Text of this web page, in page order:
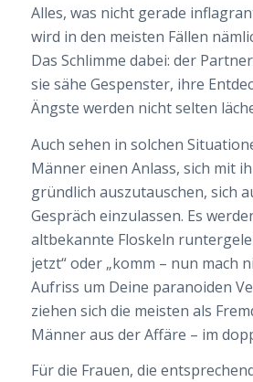
Alles, was nicht gerade
wird in den meisten Fällen
Das Schlimme dabei: der
sie sähe Gespenster, ihre
Ängste werden nicht selten
Auch sehen in solchen
Männer einen Anlass, sich mit
gründlich auszutauschen, sich
Gespräch einzulassen. Es
altbekannte Floskeln
jetzt“ oder „komm – nun mach
Aufriss um Deine paranoiden
ziehen sich die meisten als
Männer aus der Affäre – im
Für die Frauen, die